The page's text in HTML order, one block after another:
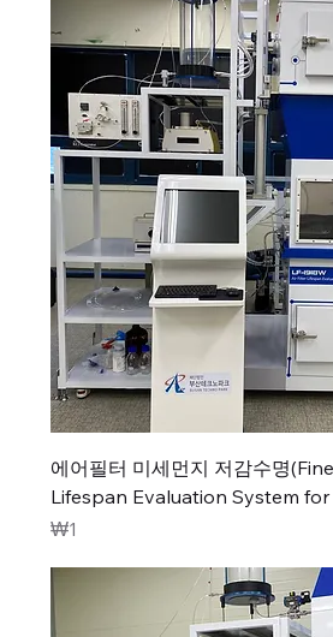
에어필터 미세먼지 저감수명
Lifespan Evaluation System for
가격
₩1